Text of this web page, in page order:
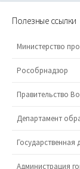
Полезные ссылки
Министерство
Рособрнадзор
Правительство
Департамент
Государственная
Администрация